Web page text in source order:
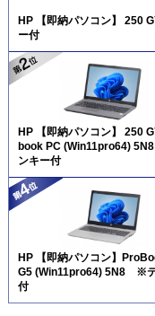
HP 【即納パソコン】 250
ー付
HP 【即納パソコン】 250
book PC (Win11pro64)
ンキー付
HP 【即納パソコン】
G5 (Win11pro64) 5N8 ※
付